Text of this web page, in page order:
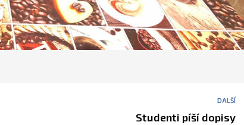
DALŠÍ
Studenti píší dopisy